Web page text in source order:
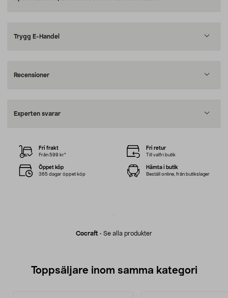
Trygg E-Handel
Recensioner
Experten svarar
Cocraft - Se alla produkter
Fri frakt
Från 599 kr*
Fri retur
Till valfri butik
Öppet köp
365 dagar öppet köp
Hämta i butik
Beställ online, från butikslager
Toppsäljare inom samma kategori